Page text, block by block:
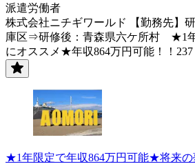
派遣労働者
株式会社ニチギワールド 【勤務先】
庫区⇒研修後：青森県六ケ所村 ★1
にオススメ★年収864万円可能！！237
★1年限定で年収864万円可能★将来の